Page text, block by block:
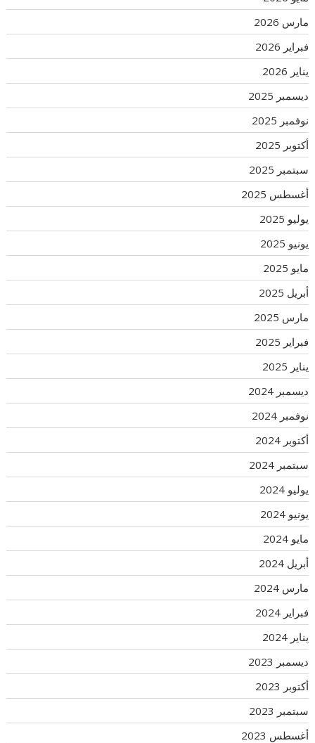
مارس 2026
فبراير 2026
يناير 2026
ديسمبر 2025
نوفمبر 2025
أكتوبر 2025
سبتمبر 2025
أغسطس 2025
يوليو 2025
يونيو 2025
مايو 2025
أبريل 2025
مارس 2025
فبراير 2025
يناير 2025
ديسمبر 2024
نوفمبر 2024
أكتوبر 2024
سبتمبر 2024
يوليو 2024
يونيو 2024
مايو 2024
أبريل 2024
مارس 2024
فبراير 2024
يناير 2024
ديسمبر 2023
أكتوبر 2023
سبتمبر 2023
أغسطس 2023